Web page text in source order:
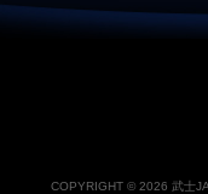
COPYRIGHT © 2026 武士